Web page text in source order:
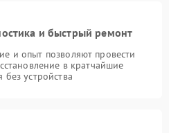
и быстрый ремонт
и опыт позволяют провести
в кратчайшие
устройства